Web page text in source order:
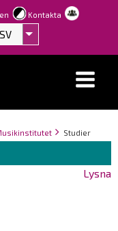
Kontakta
SV Visa fler åtgärder
Studier
Lysna